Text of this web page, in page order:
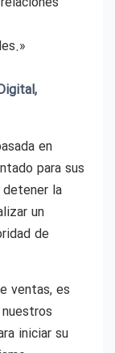
en
para sus
detener la
un
de
ventas, es
iniciar su